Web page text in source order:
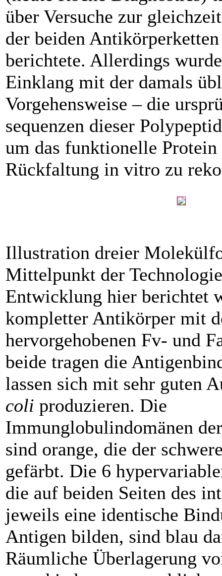
über Versuche zur
der beiden
berichtete. ­Allerdings
Einklang mit der damals
Vorgehensweise – die
sequenzen dieser
um das funktionelle Protein
Rückfaltung in vitro zu
Illustration dreier
Mittelpunkt der
Entwicklung hier berichtet
kompletter Antikörper mit
hervorgehobenen Fv- und
beide tragen die
lassen sich mit sehr guten
coli produzieren. Die
Immunglobulindomänen
sind orange, die der
gefärbt. Die 6
die auf beiden Seiten des
jeweils eine identische
Antigen bilden, sind blau
Räumliche Überlagerung